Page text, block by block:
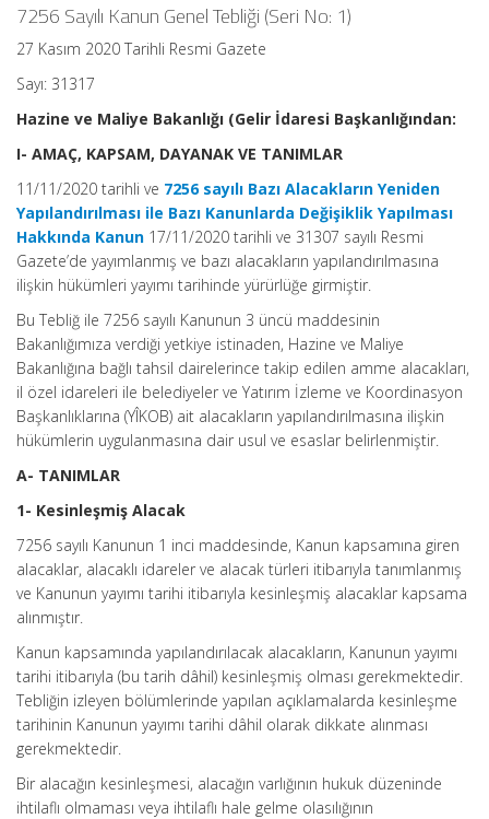
7256 Sayılı Kanun Genel Tebliği (Seri No: 1)
27 Kasım 2020 Tarihli Resmi Gazete
Sayı: 31317
Hazine ve Maliye Bakanlığı (Gelir İdaresi Başkanlığından:
I- AMAÇ, KAPSAM, DAYANAK VE TANIMLAR
11/11/2020 tarihli ve 7256 sayılı Bazı Alacakların Yeniden
Yapılandırılması ile Bazı Kanunlarda Değişiklik Yapılması
Hakkında Kanun 17/11/2020 tarihli ve 31307 sayılı Resmi
Gazete’de yayımlanmış ve bazı alacakların yapılandırılmasına
ilişkin hükümleri yayımı tarihinde yürürlüğe girmiştir.
Bu Tebliğ ile 7256 sayılı Kanunun 3 üncü maddesinin
Bakanlığımıza verdiği yetkiye istinaden, Hazine ve Maliye
Bakanlığına bağlı tahsil dairelerince takip edilen amme alacakları,
il özel idareleri ile belediyeler ve Yatırım İzleme ve Koordinasyon
Başkanlıklarına (YÎKOB) ait alacakların yapılandırılmasına ilişkin
hükümlerin uygulanmasına dair usul ve esaslar belirlenmiştir.
A- TANIMLAR
1- Kesinleşmiş Alacak
7256 sayılı Kanunun 1 inci maddesinde, Kanun kapsamına giren
alacaklar, alacaklı idareler ve alacak türleri itibarıyla tanımlanmış
ve Kanunun yayımı tarihi itibarıyla kesinleşmiş alacaklar kapsama
alınmıştır.
Kanun kapsamında yapılandırılacak alacakların, Kanunun yayımı
tarihi itibarıyla (bu tarih dâhil) kesinleşmiş olması gerekmektedir.
Tebliğin izleyen bölümlerinde yapılan açıklamalarda kesinleşme
tarihinin Kanunun yayımı tarihi dâhil olarak dikkate alınması
gerekmektedir.
Bir alacağın kesinleşmesi, alacağın varlığının hukuk düzeninde
ihtilaflı olmaması veya ihtilaflı hale gelme olasılığının